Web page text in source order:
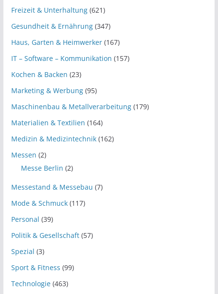
Freizeit & Unterhaltung(621)
Gesundheit & Ernährung(347)
Haus, Garten & Heimwerker(167)
IT – Software – Kommunikation (157)
Kochen & Backen (23)
Marketing & Werbung(95)
Maschinenbau & Metallverarbeitung(179)
Materialien & Textilien (164)
Medizin & Medizintechnik(162)
Messen (2)
Messe Berlin (2)
Messestand & Messebau (7)
Mode & Schmuck(117)
Personal (39)
Politik & Gesellschaft(57)
Spezial (3)
Sport & Fitness (99)
Technologie(463)